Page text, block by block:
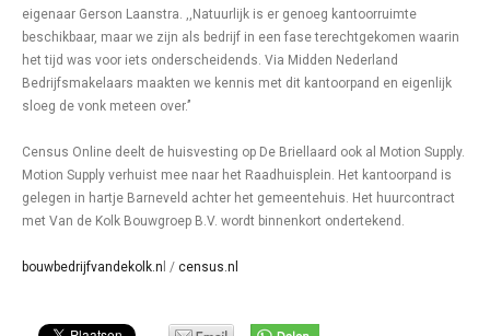
eigenaar Gerson Laanstra. ,,Natuurlijk is er genoeg kantoorruimte
beschikbaar, maar we zijn als bedrijf in een fase terechtgekomen waarin
het tijd was voor iets onderscheidends. Via Midden Nederland
Bedrijfsmakelaars maakten we kennis met dit kantoorpand en eigenlijk
sloeg de vonk meteen over.’’
Census Online deelt de huisvesting op De Briellaard ook al Motion Supply.
Motion Supply verhuist mee naar het Raadhuisplein. Het kantoorpand is
gelegen in hartje Barneveld achter het gemeentehuis. Het huurcontract
met Van de Kolk Bouwgroep B.V. wordt binnenkort ondertekend.
bouwbedrijfvandekolk.n l / census.nl